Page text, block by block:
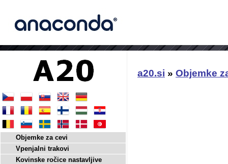
a20.si » Objemke
Objemke za cevi
Vpenjalni trakovi
Kovinske ročice nastavljive